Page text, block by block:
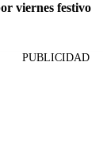
viernes festivo
PUBLICIDAD